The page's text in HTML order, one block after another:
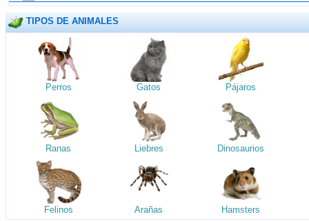
TIPOS DE ANIMALES
Perros Gatos Pájaros
Ranas Liebres Dinosaurios
Felinos Arañas Hamsters